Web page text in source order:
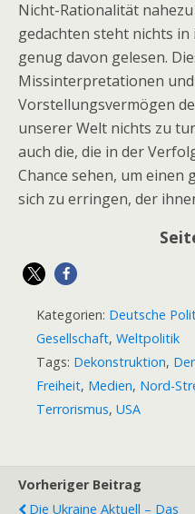
Nicht-Rationalität
gedachten steht nichts
genug davon gelesen.
Missinterpretationen
Vorstellungsvermögen
unserer Welt nichts zu
auch die, die in der
Chance sehen, um einen
sich zu erringen, der
Kategorien: Deutsche
Gesellschaft, Weltpolitik
Tags: Dekonstruktion,
Freiheit, Medien, Nord-
Terrorismus, USA
Vorheriger Beitrag
Die Ukraine Aktuell – Das